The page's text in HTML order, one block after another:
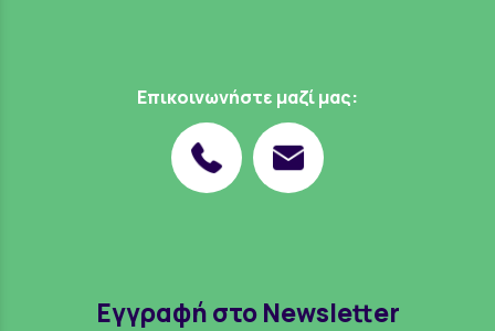
Επικοινωνήστε μαζί μας:
Εγγραφή στο Newsletter